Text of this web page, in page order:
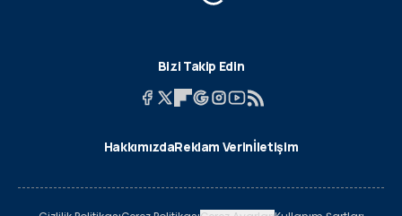
Bizi Takip Edin
HakkımızdaReklam Verinİletişim